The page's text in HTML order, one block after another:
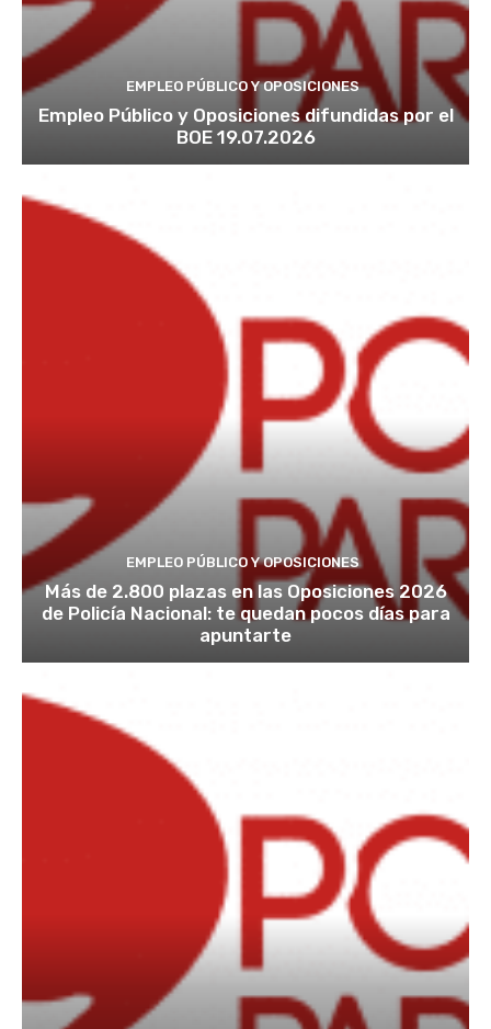
EMPLEO PÚBLICO Y OPOSICIONES
Empleo Público y Oposiciones difundidas por el
BOE 19.07.2026
EMPLEO PÚBLICO Y OPOSICIONES
Más de 2.800 plazas en las Oposiciones 2026
de Policía Nacional: te quedan pocos días para
apuntarte